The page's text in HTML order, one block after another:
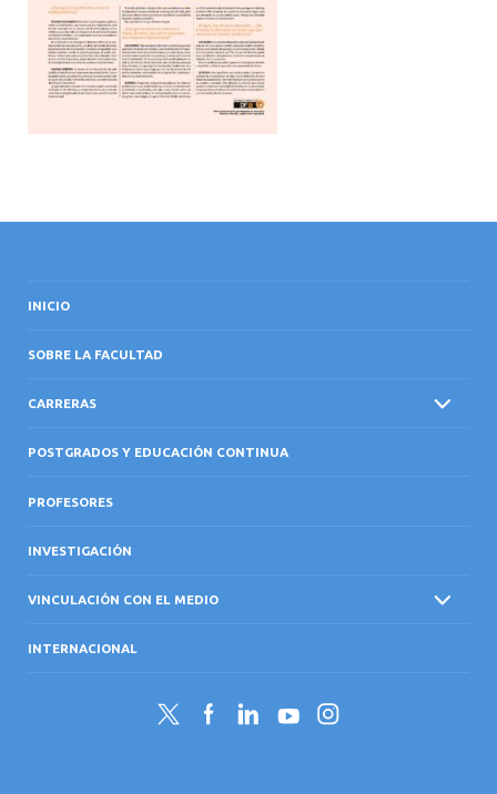
INICIO
SOBRE LA FACULTAD
CARRERAS
POSTGRADOS Y EDUCACIÓN CONTINUA
PROFESORES
INVESTIGACIÓN
VINCULACIÓN CON EL MEDIO
INTERNACIONAL
Twitter FacebookLinkedInYouTubeInstagram